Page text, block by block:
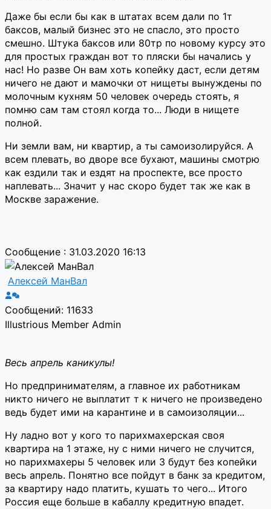
Даже бы если бы как в штатах всем дали по 1т
баксов, малый бизнес это не спасло, это просто
смешно. Штука баксов или 80тр по новому курсу это
для простых граждан вот то пляски бы начались у
нас! Но разве Он вам хоть копейку даст, если детям
ничего не дают и мамочки от нищеты вынуждены по
молочным кухням 50 человек очередь стоять, я
помню сам там стоял когда то... Люди в нищете
полной.
Ни земли вам, ни квартир, а ты самоизолируйся. А
всем плевать, во дворе все бухают, машины смотрю
как ездили так и ездят на проспекте, все просто
наплевать... Значит у нас скоро будет так же как в
Москве заражение.
Сообщение : 31.03.2020 16:13
Алексей МанВал
Сообщений: 11633
Illustrious Member Admin
Весь апрель каникулы!
Но предпринимателям, а главное их работникам
никто ничего не выплатит т к ничего не произведено
ведь будет ими на карантине и в самоизоляции...
Ну ладно вот у кого то парихмахерская своя
квартира на 1 этаже, ну с ними ничего не случится,
но парихмахеры 5 человек или 3 будут без копейки
весь апрель. Понятно все пойдут в банк за кредитом,
за квартиру надо платить, кушать то чего... Итого
Россия еще больше в кабаллу кредитную впадет.